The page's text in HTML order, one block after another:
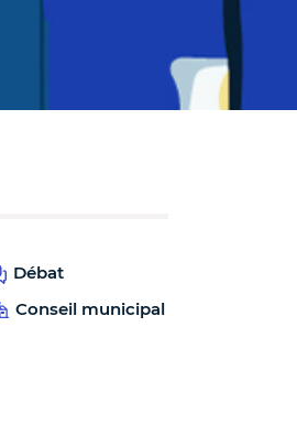
Débat
Conseil municipal